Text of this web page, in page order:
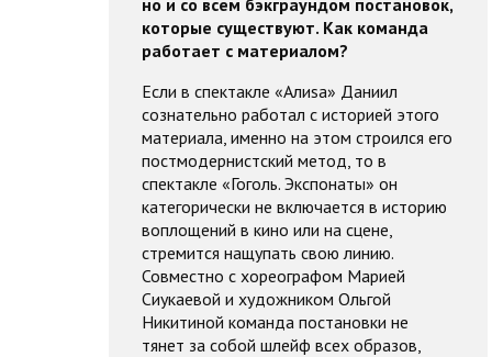
которые существуют. Как команда
работает с материалом?
Если в спектакле «Алиsа» Даниил
сознательно работал с историей этого
материала, именно на этом строился его
постмодернистский метод, то в
спектакле «Гоголь. Экспонаты» он
категорически не включается в историю
воплощений в кино или на сцене,
стремится нащупать свою линию.
Совместно с хореографом Марией
Сиукаевой и художником Ольгой
Никитиной команда постановки не
тянет за собой шлейф всех образов,